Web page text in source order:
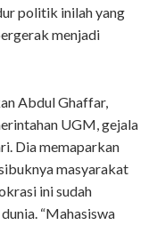
politik inilah yang
menjadi
Abdul Ghaffar,
UGM, gejala
Dia memaparkan
masyarakat
ini sudah
“Mahasiswa